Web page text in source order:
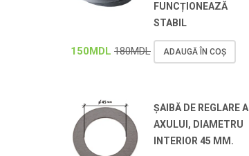
FUNCȚIONEAZĂ
STABIL
150MDL 180MDL ADAUGĂ ÎN COȘ
ȘAIBĂ DE REGLARE A
AXULUI, DIAMETRU
INTERIOR 45 MM.